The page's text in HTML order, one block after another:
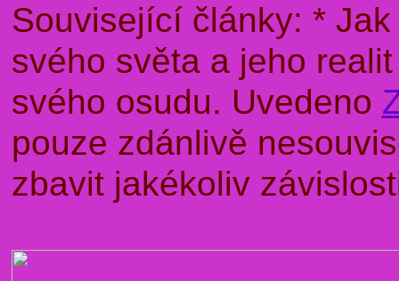
Související články: *
svého světa a jeho
svého osudu. Uvedeno
pouze zdánlivě
zbavit jakékoliv